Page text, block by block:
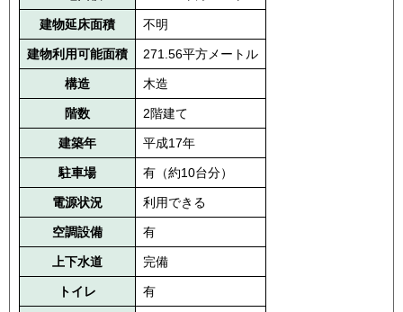
建物延床面積 不明
建物利用可能面積 271.56平方メートル
構造 木造
階数 2階建て
建築年 平成17年
駐車場 有（約10台分）
電源状況 利用できる
空調設備 有
上下水道 完備
トイレ 有